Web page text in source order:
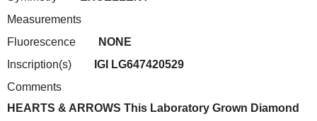
Measurements
Fluorescence
NONE
Inscription(s)
IGI LG647420529
Comments
HEARTS & ARROWS This Laboratory Grown Diamond